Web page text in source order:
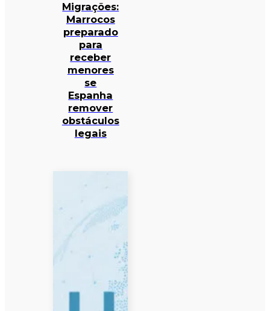
Migrações:
Marrocos
preparado
para
receber
menores
se
Espanha
remover
obstáculos
legais